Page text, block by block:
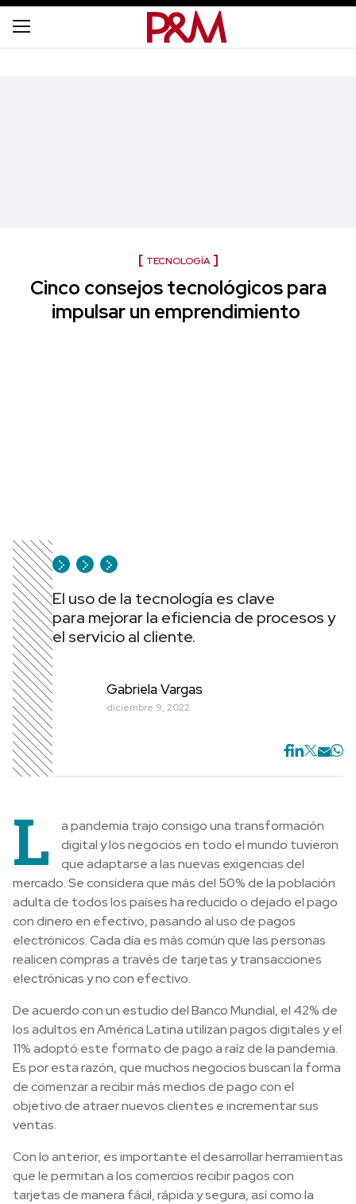
TECNOLOGÍA
Cinco consejos tecnológicos para
impulsar un emprendimiento
El uso de la tecnología es clave
para mejorar la eficiencia de procesos y
el servicio al cliente.
Gabriela Vargas
diciembre 9, 2022
L
a pandemia trajo consigo una transformación
digital y los negocios en todo el mundo tuvieron
que adaptarse a las nuevas exigencias del
mercado. Se considera que más del 50% de la población
adulta de todos los países ha reducido o dejado el pago
con dinero en efectivo, pasando al uso de pagos
electrónicos. Cada día es más común que las personas
realicen compras a través de tarjetas y transacciones
electrónicas y no con efectivo.
De acuerdo con un estudio del Banco Mundial, el 42% de
los adultos en América Latina utilizan pagos digitales y el
11% adoptó este formato de pago a raíz de la pandemia.
Es por esta razón, que muchos negocios buscan la forma
de comenzar a recibir más medios de pago con el
objetivo de atraer nuevos clientes e incrementar sus
ventas.
Con lo anterior, es importante el desarrollar herramientas
que le permitan a los comercios recibir pagos con
tarjetas de manera fácil, rápida y segura, así como la